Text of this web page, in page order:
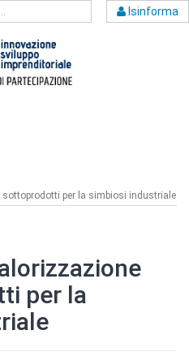
Isinforma
per la simbiosi industriale
per la